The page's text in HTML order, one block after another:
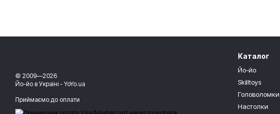
© 2009—2026
Йо-йо в Україні - YoYo.ua
Приймаємо до оплати
Каталог
Йо-йо
Skilltoys
Головоломки
Настолки